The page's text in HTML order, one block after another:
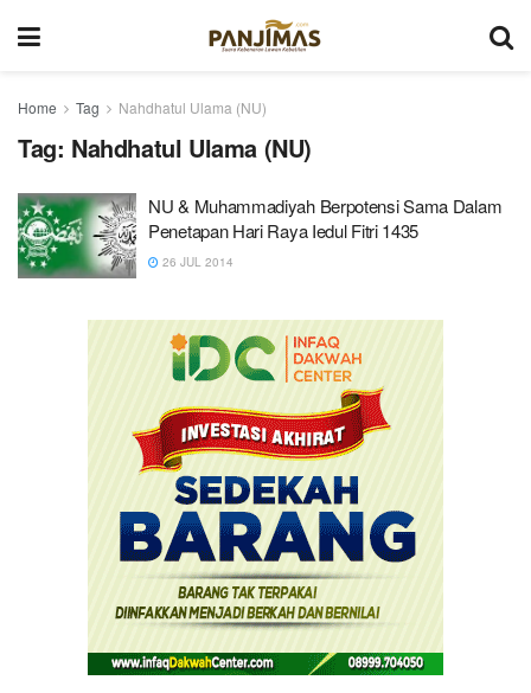
Home Tag Nahdhatul Ulama (NU)
Tag: Nahdhatul Ulama (NU)
NU & Muhammadiyah Berpotensi Sama Dalam
Penetapan Hari Raya Iedul Fitri 1435
26 JUL 2014